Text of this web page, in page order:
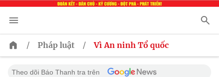
/ Pháp luật / Vì An ninh Tổ quốc
Theo dõi Báo Thanh tra trên